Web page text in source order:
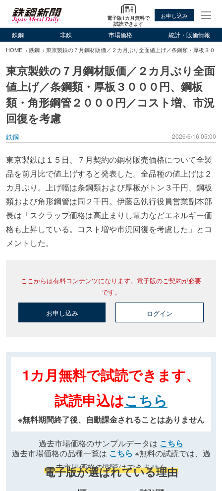
電子版1カ月無料で
試読できます
お申し込み
鉄鋼 非鉄 市場価格 統計・販価情報
HOME 鉄鋼 東京製鉄の７月鋼材販価／２カ月ぶり全面値上げ／条鋼類・厚板３０
東京製鉄の７月鋼材販価／２カ月ぶり全面
値上げ／条鋼類・厚板３０００円、鋼板
類・角形鋼管２０００円／コスト増、市況
回復を考慮
鉄鋼 2026/6/16 05:00
東京製鉄は１５日、７月契約の鋼材販売価格について全製
品を前月比で値上げすると発表した。全品種の値上げは２
カ月ぶり。上げ幅は条鋼類および厚板がトン３千円、鋼板
類および角形鋼管は同２千円。伊藤岳執行役員営業副本部
長は「スクラップ価格は高止まりし電力などエネルギー価
格も上昇している。コスト増や市況回復を考慮した」とコ
メントした。
ここからは有料コンテンツになります。電子版のご契約が必要
です。
お申し込み ログイン
1カ月無料で試読できます、
試読申込はこちら
※無料期間終了後、自動課金されることはありません
過去市場価格のサンプルデータは こちら
過去市場価格の品種一覧は こちら ※無料の試読では、過
去市場価格の閲覧はできません
電子版が選ばれている理由